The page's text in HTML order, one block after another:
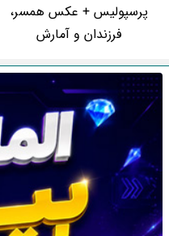
پرسپولیس + عکس همسر،
فرزندان و آمارش